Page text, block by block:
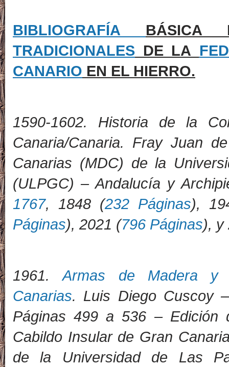
BIBLIOGRAFÍA
TRADICIONALES DE LA
CANARIO EN EL HIERRO.
1590-1602. Historia de la
Canaria/Canaria. Fray Juan
Canarias (MDC) de la
(ULPGC) – Andalucía y
1767, 1848 (232 Páginas),
Páginas), 2021 (796 Páginas), y
1961.Armas de Madera y
Canarias. Luis Diego Cuscoy
Páginas 499 a 536 –
Cabildo Insular de Gran
de la Universidad de Las